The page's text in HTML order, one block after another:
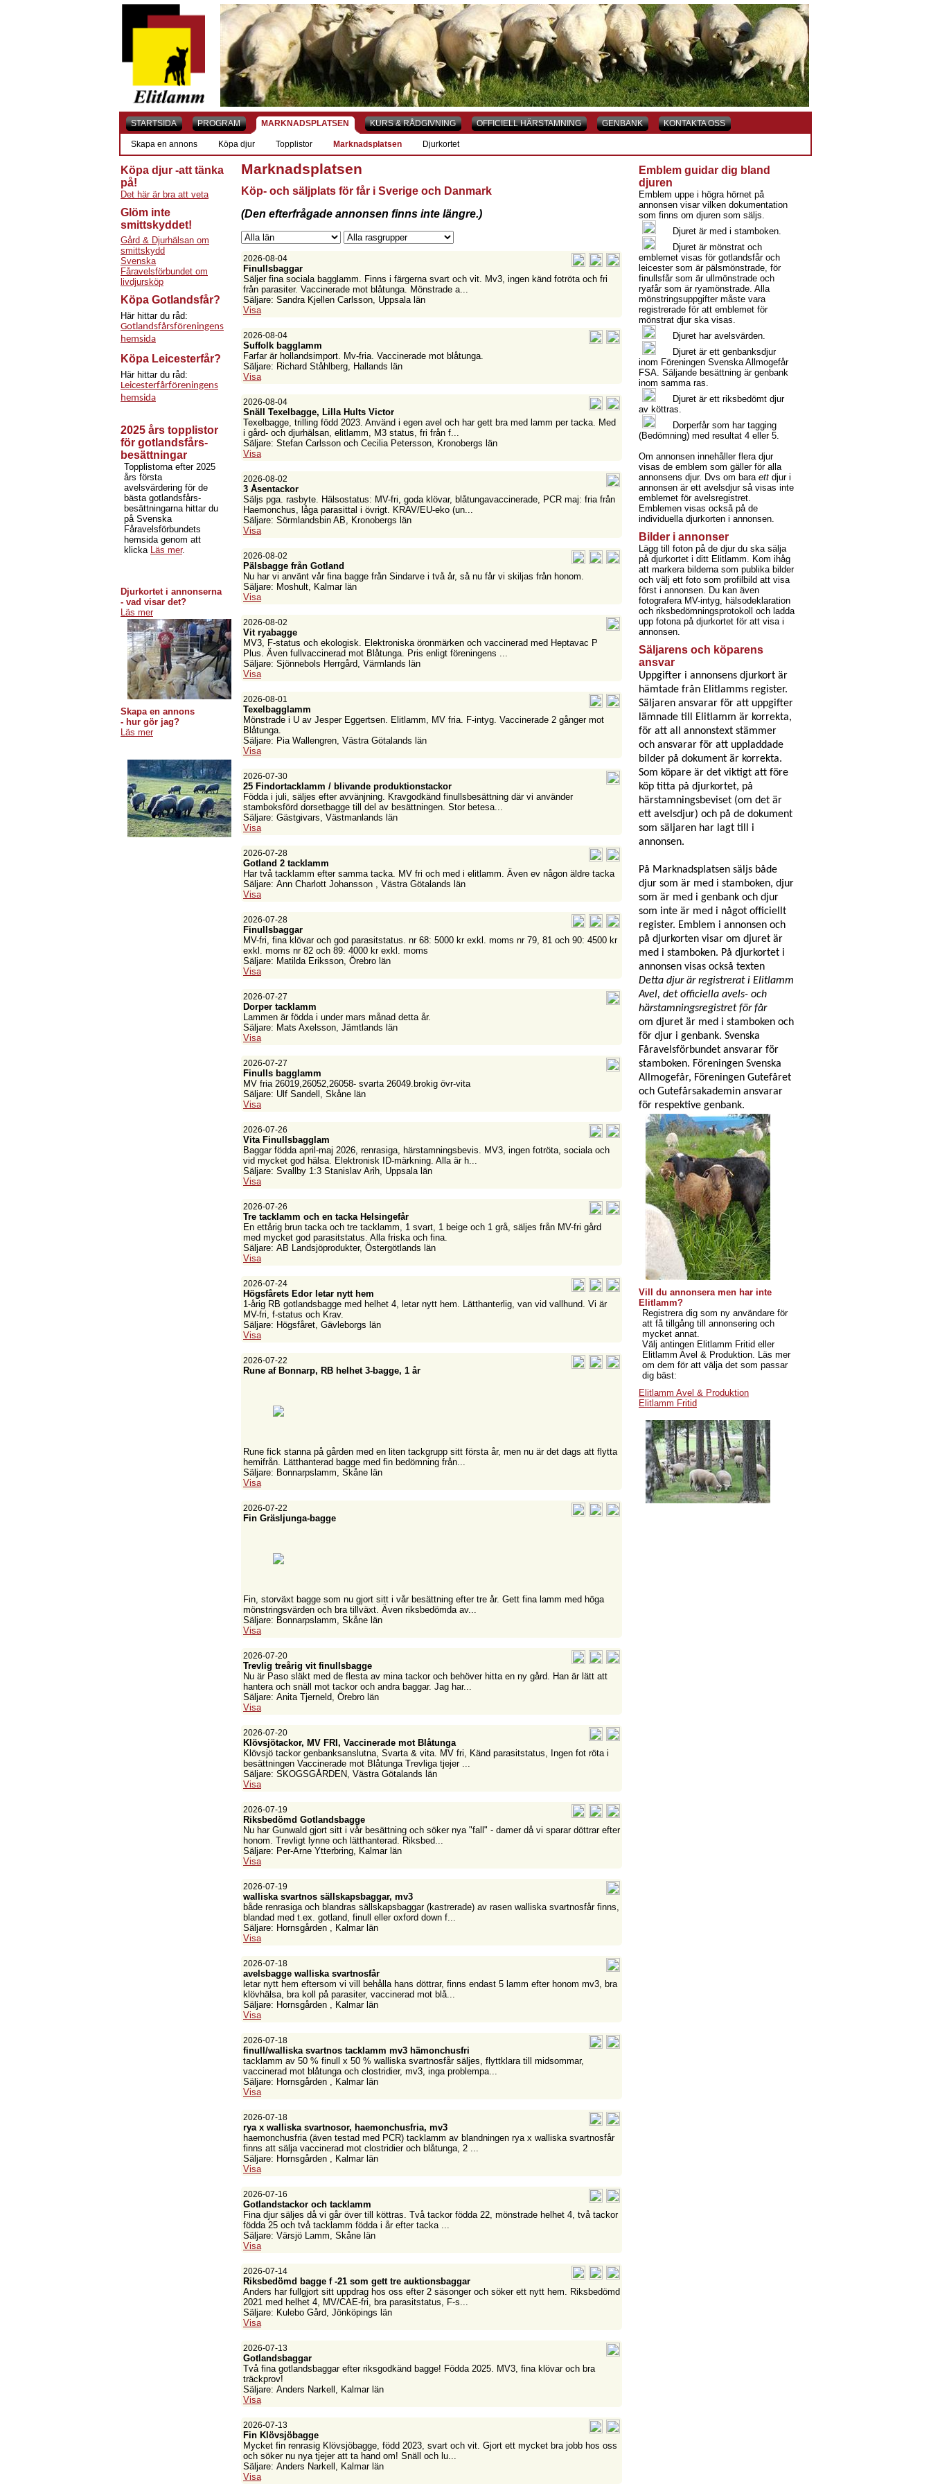
STARTSIDA PROGRAM MARKNADSPLATSEN KURS & RÅDGIVNING OFFICIELL HÄRSTAMNING GENBANK KONTAKTA OSS
Skapa en annons Köpa djur Topplistor Marknadsplatsen Djurkortet
Köpa djur -att tänka
på!
Det här är bra att veta
Glöm inte
smittskyddet!
Gård & Djurhälsan om
smittskydd
Svenska
Fåravelsförbundet om
livdjursköp
Köpa Gotlandsfår?
Här hittar du råd:
Gotlandsfårsföreningens
hemsida
Köpa Leicesterfår?
Här hittar du råd:
Leicesterfårföreningens
hemsida
2025 års topplistor
för gotlandsfårs-
besättningar
Topplistorna efter 2025
års första
avelsvärdering för de
bästa gotlandsfårs-
besättningarna hittar du
på Svenska
Fåravelsförbundets
hemsida genom att
klicka Läs mer.
Djurkortet i annonserna
- vad visar det?
Läs mer
Skapa en annons
- hur gör jag?
Läs mer
Marknadsplatsen
Köp- och säljplats för får i Sverige och Danmark
(Den efterfrågade annonsen finns inte längre.)
2026-08-04
Finullsbaggar
Säljer fina sociala bagglamm. Finns i färgerna svart och vit. Mv3, ingen känd fotröta och fri
från parasiter. Vaccinerade mot blåtunga. Mönstrade a...
Säljare: Sandra Kjellen Carlsson, Uppsala län
Visa
2026-08-04
Suffolk bagglamm
Farfar är hollandsimport. Mv-fria. Vaccinerade mot blåtunga.
Säljare: Richard Ståhlberg, Hallands län
Visa
2026-08-04
Snäll Texelbagge, Lilla Hults Victor
Texelbagge, trilling född 2023. Använd i egen avel och har gett bra med lamm per tacka. Med
i gård- och djurhälsan, elitlamm, M3 status, fri från f...
Säljare: Stefan Carlsson och Cecilia Petersson, Kronobergs län
Visa
2026-08-02
3 Åsentackor
Säljs pga. rasbyte. Hälsostatus: MV-fri, goda klövar, blåtungavaccinerade, PCR maj: fria från
Haemonchus, låga parasittal i övrigt. KRAV/EU-eko (un...
Säljare: Sörmlandsbin AB, Kronobergs län
Visa
2026-08-02
Pälsbagge från Gotland
Nu har vi använt vår fina bagge från Sindarve i två år, så nu får vi skiljas från honom.
Säljare: Moshult, Kalmar län
Visa
2026-08-02
Vit ryabagge
MV3, F-status och ekologisk. Elektroniska öronmärken och vaccinerad med Heptavac P
Plus. Även fullvaccinerad mot Blåtunga. Pris enligt föreningens ...
Säljare: Sjönnebols Herrgård, Värmlands län
Visa
2026-08-01
Texelbagglamm
Mönstrade i U av Jesper Eggertsen. Elitlamm, MV fria. F-intyg. Vaccinerade 2 gånger mot
Blåtunga.
Säljare: Pia Wallengren, Västra Götalands län
Visa
2026-07-30
25 Findortacklamm / blivande produktionstackor
Födda i juli, säljes efter avvänjning. Kravgodkänd finullsbesättning där vi använder
stamboksförd dorsetbagge till del av besättningen. Stor betesa...
Säljare: Gästgivars, Västmanlands län
Visa
2026-07-28
Gotland 2 tacklamm
Har två tacklamm efter samma tacka. MV fri och med i elitlamm. Även ev någon äldre tacka
Säljare: Ann Charlott Johansson , Västra Götalands län
Visa
2026-07-28
Finullsbaggar
MV-fri, fina klövar och god parasitstatus. nr 68: 5000 kr exkl. moms nr 79, 81 och 90: 4500 kr
exkl. moms nr 82 och 89: 4000 kr exkl. moms
Säljare: Matilda Eriksson, Örebro län
Visa
2026-07-27
Dorper tacklamm
Lammen är födda i under mars månad detta år.
Säljare: Mats Axelsson, Jämtlands län
Visa
2026-07-27
Finulls bagglamm
MV fria 26019,26052,26058- svarta 26049.brokig övr-vita
Säljare: Ulf Sandell, Skåne län
Visa
2026-07-26
Vita Finullsbagglam
Baggar födda april-maj 2026, renrasiga, härstamningsbevis. MV3, ingen fotröta, sociala och
vid mycket god hälsa. Elektronisk ID-märkning. Alla är h...
Säljare: Svallby 1:3 Stanislav Arih, Uppsala län
Visa
2026-07-26
Tre tacklamm och en tacka Helsingefår
En ettårig brun tacka och tre tacklamm, 1 svart, 1 beige och 1 grå, säljes från MV-fri gård
med mycket god parasitstatus. Alla friska och fina.
Säljare: AB Landsjöprodukter, Östergötlands län
Visa
2026-07-24
Högsfårets Edor letar nytt hem
1-årig RB gotlandsbagge med helhet 4, letar nytt hem. Lätthanterlig, van vid vallhund. Vi är
MV-fri, f-status och Krav.
Säljare: Högsfåret, Gävleborgs län
Visa
2026-07-22
Rune af Bonnarp, RB helhet 3-bagge, 1 år
Rune fick stanna på gården med en liten tackgrupp sitt första år, men nu är det dags att flytta
hemifrån. Lätthanterad bagge med fin bedömning från...
Säljare: Bonnarpslamm, Skåne län
Visa
2026-07-22
Fin Gräsljunga-bagge
Fin, storväxt bagge som nu gjort sitt i vår besättning efter tre år. Gett fina lamm med höga
mönstringsvärden och bra tillväxt. Även riksbedömda av...
Säljare: Bonnarpslamm, Skåne län
Visa
2026-07-20
Trevlig treårig vit finullsbagge
Nu är Paso släkt med de flesta av mina tackor och behöver hitta en ny gård. Han är lätt att
hantera och snäll mot tackor och andra baggar. Jag har...
Säljare: Anita Tjerneld, Örebro län
Visa
2026-07-20
Klövsjötackor, MV FRI, Vaccinerade mot Blåtunga
Klövsjö tackor genbanksanslutna, Svarta & vita. MV fri, Känd parasitstatus, Ingen fot röta i
besättningen Vaccinerade mot Blåtunga Trevliga tjejer ...
Säljare: SKOGSGÅRDEN, Västra Götalands län
Visa
2026-07-19
Riksbedömd Gotlandsbagge
Nu har Gunwald gjort sitt i vår besättning och söker nya "fall" - damer då vi sparar döttrar efter
honom. Trevligt lynne och lätthanterad. Riksbed...
Säljare: Per-Arne Ytterbring, Kalmar län
Visa
2026-07-19
walliska svartnos sällskapsbaggar, mv3
både renrasiga och blandras sällskapsbaggar (kastrerade) av rasen walliska svartnosfår finns,
blandad med t.ex. gotland, finull eller oxford down f...
Säljare: Hornsgården , Kalmar län
Visa
2026-07-18
avelsbagge walliska svartnosfår
letar nytt hem eftersom vi vill behålla hans döttrar, finns endast 5 lamm efter honom mv3, bra
klövhälsa, bra koll på parasiter, vaccinerad mot blå...
Säljare: Hornsgården , Kalmar län
Visa
2026-07-18
finull/walliska svartnos tacklamm mv3 hämonchusfri
tacklamm av 50 % finull x 50 % walliska svartnosfår säljes, flyttklara till midsommar,
vaccinerad mot blåtunga och clostridier, mv3, inga problempa...
Säljare: Hornsgården , Kalmar län
Visa
2026-07-18
rya x walliska svartnosor, haemonchusfria, mv3
haemonchusfria (även testad med PCR) tacklamm av blandningen rya x walliska svartnosfår
finns att sälja vaccinerad mot clostridier och blåtunga, 2 ...
Säljare: Hornsgården , Kalmar län
Visa
2026-07-16
Gotlandstackor och tacklamm
Fina djur säljes då vi går över till köttras. Två tackor födda 22, mönstrade helhet 4, två tackor
födda 25 och två tacklamm födda i år efter tacka ...
Säljare: Värsjö Lamm, Skåne län
Visa
2026-07-14
Riksbedömd bagge f -21 som gett tre auktionsbaggar
Anders har fullgjort sitt uppdrag hos oss efter 2 säsonger och söker ett nytt hem. Riksbedömd
2021 med helhet 4, MV/CAE-fri, bra parasitstatus, F-s...
Säljare: Kulebo Gård, Jönköpings län
Visa
2026-07-13
Gotlandsbaggar
Två fina gotlandsbaggar efter riksgodkänd bagge! Födda 2025. MV3, fina klövar och bra
träckprov!
Säljare: Anders Narkell, Kalmar län
Visa
2026-07-13
Fin Klövsjöbagge
Mycket fin renrasig Klövsjöbagge, född 2023, svart och vit. Gjort ett mycket bra jobb hos oss
och söker nu nya tjejer att ta hand om! Snäll och lu...
Säljare: Anders Narkell, Kalmar län
Visa
Emblem guidar dig bland
djuren
Emblem uppe i högra hörnet på
annonsen visar vilken dokumentation
som finns om djuren som säljs.
Djuret är med i stamboken.
Djuret är mönstrat och
emblemet visas för gotlandsfår och
leicester som är pälsmönstrade, för
finullsfår som är ullmönstrade och
ryafår som är ryamönstrade. Alla
mönstringsuppgifter måste vara
registrerade för att emblemet för
mönstrat djur ska visas.
Djuret har avelsvärden.
Djuret är ett genbanksdjur
inom Föreningen Svenska Allmogefår
FSA. Säljande besättning är genbank
inom samma ras.
Djuret är ett riksbedömt djur
av köttras.
Dorperfår som har tagging
(Bedömning) med resultat 4 eller 5.
Om annonsen innehåller flera djur
visas de emblem som gäller för alla
annonsens djur. Dvs om bara ett djur i
annonsen är ett avelsdjur så visas inte
emblemet för avelsregistret.
Emblemen visas också på de
individuella djurkorten i annonsen.
Bilder i annonser
Lägg till foton på de djur du ska sälja
på djurkortet i ditt Elitlamm. Kom ihåg
att markera bilderna som publika bilder
och välj ett foto som profilbild att visa
först i annonsen. Du kan även
fotografera MV-intyg, hälsodeklaration
och riksbedömningsprotokoll och ladda
upp fotona på djurkortet för att visa i
annonsen.
Säljarens och köparens
ansvar
Uppgifter i annonsens djurkort är
hämtade från Elitlamms register.
Säljaren ansvarar för att uppgifter
lämnade till Elitlamm är korrekta,
för att all annonstext stämmer
och ansvarar för att uppladdade
bilder på dokument är korrekta.
Som köpare är det viktigt att före
köp titta på djurkortet, på
härstamningsbeviset (om det är
ett avelsdjur) och på de dokument
som säljaren har lagt till i
annonsen.
På Marknadsplatsen säljs både
djur som är med i stamboken, djur
som är med i genbank och djur
som inte är med i något officiellt
register. Emblem i annonsen och
på djurkorten visar om djuret är
med i stamboken. På djurkortet i
annonsen visas också texten
Detta djur är registrerat i Elitlamm
Avel, det officiella avels- och
härstamningsregistret för får
om djuret är med i stamboken och
för djur i genbank. Svenska
Fåravelsförbundet ansvarar för
stamboken. Föreningen Svenska
Allmogefår, Föreningen Gutefåret
och Gutefårsakademin ansvarar
för respektive genbank.
Vill du annonsera men har inte
Elitlamm?
Registrera dig som ny användare för
att få tillgång till annonsering och
mycket annat.
Välj antingen Elitlamm Fritid eller
Elitlamm Avel & Produktion. Läs mer
om dem för att välja det som passar
dig bäst:
Elitlamm Avel & Produktion
Elitlamm Fritid